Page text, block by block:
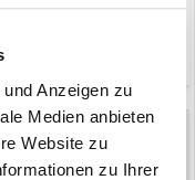
Anzeigen zu
Medien anbieten
Website zu
zu Ihrer